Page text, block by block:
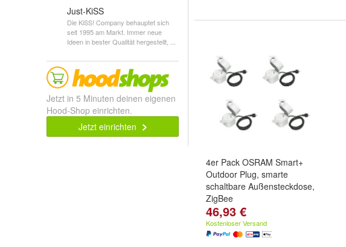
Just-KiSS
Die KiSS! Company behauptet sich
seit 1995 am Markt. Immer neue
Ideen in bester Qualität hergestellt, ...
Jetzt in 5 Minuten deinen eigenen
Hood-Shop einrichten.
Jetzt einrichten
4er Pack OSRAM Smart+
Outdoor Plug, smarte
schaltbare Außensteckdose,
ZigBee
46,93 €
Kostenloser Versand